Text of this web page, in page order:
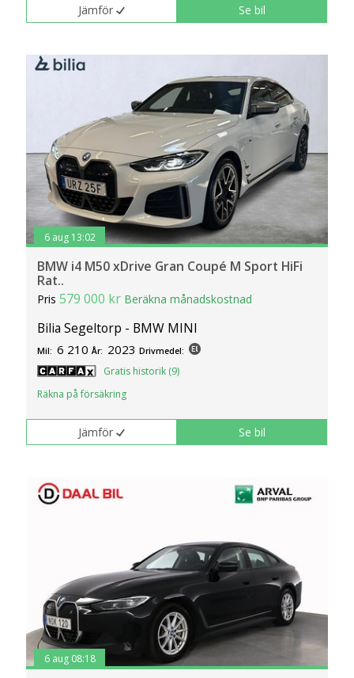
Jämför Se bil
6 aug 13:02
BMW i4 M50 xDrive Gran Coupé M Sport HiFi
Rat..
Pris579 000 kr Beräkna månadskostnad
Bilia Segeltorp - BMW MINI
Mil: 6 210 År: 2023 Drivmedel:
Gratis historik (9)
Räkna på försäkring
Jämför Se bil
6 aug 08:18